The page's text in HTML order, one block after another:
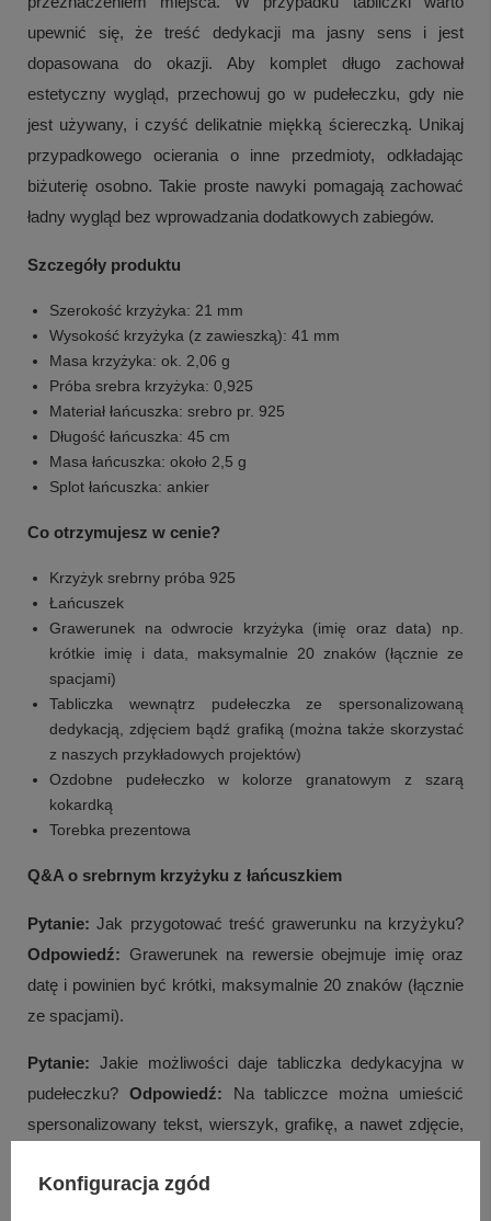
Zobacz więcej
upewnić się, że treść dedykacji ma jasny sens i jest
dopasowana do okazji. Aby komplet długo zachował
estetyczny wygląd, przechowuj go w pudełeczku, gdy nie
jest używany, i czyść delikatnie miękką ściereczką. Unikaj
przypadkowego ocierania o inne przedmioty, odkładając
biżuterię osobno. Takie proste nawyki pomagają zachować
ładny wygląd bez wprowadzania dodatkowych zabiegów.
Szczegóły produktu
Szerokość krzyżyka: 21 mm
Wysokość krzyżyka (z zawieszką): 41 mm
Masa krzyżyka: ok. 2,06 g
Próba srebra krzyżyka: 0,925
Materiał łańcuszka: srebro pr. 925
Długość łańcuszka: 45 cm
Masa łańcuszka: około 2,5 g
Splot łańcuszka: ankier
Co otrzymujesz w cenie?
Krzyżyk srebrny próba 925
Łańcuszek
Grawerunek na odwrocie krzyżyka (imię oraz data) np.
krótkie imię i data, maksymalnie 20 znaków (łącznie ze
spacjami)
Tabliczka wewnątrz pudełeczka ze spersonalizowaną
dedykacją, zdjęciem bądź grafiką (można także skorzystać
z naszych przykładowych projektów)
Ozdobne pudełeczko w kolorze granatowym z szarą
kokardką
Torebka prezentowa
Q&A o srebrnym krzyżyku z łańcuszkiem
Pytanie: Jak przygotować treść grawerunku na krzyżyku?
Odpowiedź: Grawerunek na rewersie obejmuje imię oraz
datę i powinien być krótki, maksymalnie 20 znaków (łącznie
ze spacjami).
Pytanie: Jakie możliwości daje tabliczka dedykacyjna w
pudełeczku? Odpowiedź: Na tabliczce można umieścić
spersonalizowany tekst, wierszyk, grafikę, a nawet zdjęcie,
Konfiguracja zgód